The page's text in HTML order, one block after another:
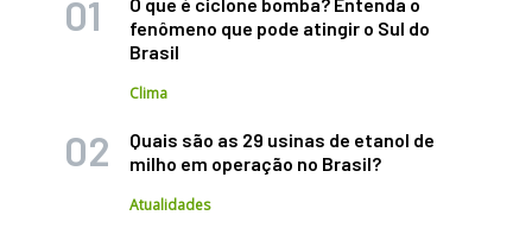
fenômeno que pode atingir o Sul do
Brasil
Clima
Quais são as 29 usinas de etanol de
milho em operação no Brasil?
Atualidades